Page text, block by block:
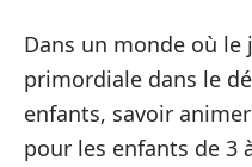
Dans un monde où le
primordiale dans le
enfants, savoir
pour les enfants de 3